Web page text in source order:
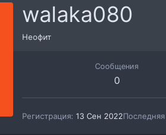
walaka080
Неофит
Сообщения
0
Регистрация 13 Сен 2022